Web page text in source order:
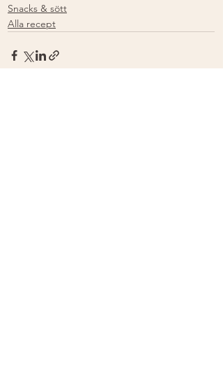
Snacks & sött
Alla recept